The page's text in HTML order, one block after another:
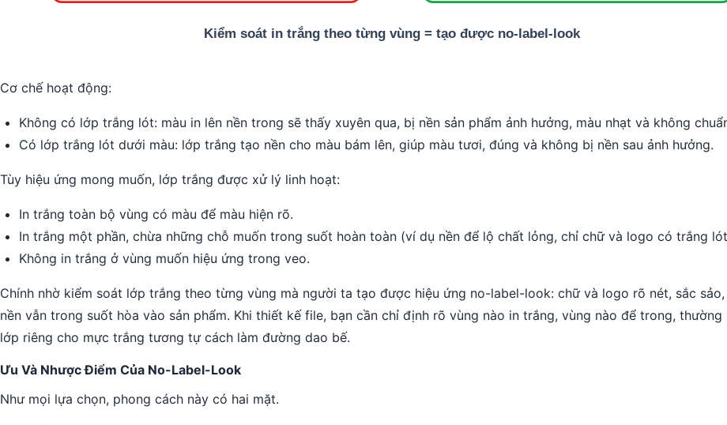
Cơ chế hoạt động:
Không có lớp trắng lót: màu in lên nền trong sẽ thấy xuyên qua, bị nền sản phẩm ảnh hưởng, màu nhạt và không
Có lớp trắng lót dưới màu: lớp trắng tạo nền cho màu bám lên, giúp màu tươi, đúng và không bị nền sau ảnh hưởng.
Tùy hiệu ứng mong muốn, lớp trắng được xử lý linh hoạt:
In trắng toàn bộ vùng có màu để màu hiện rõ.
In trắng một phần, chừa những chỗ muốn trong suốt hoàn toàn (ví dụ nền để lộ chất lỏng, chỉ chữ và logo có trắng
Không in trắng ở vùng muốn hiệu ứng trong veo.
Chính nhờ kiểm soát lớp trắng theo từng vùng mà người ta tạo được hiệu ứng no-label-look: chữ và logo rõ nét, sắc
nền vẫn trong suốt hòa vào sản phẩm. Khi thiết kế file, bạn cần chỉ định rõ vùng nào in trắng, vùng nào để trong, thường
lớp riêng cho mực trắng tương tự cách làm đường dao bế.
Ưu Và Nhược Điểm Của No-Label-Look
Như mọi lựa chọn, phong cách này có hai mặt.